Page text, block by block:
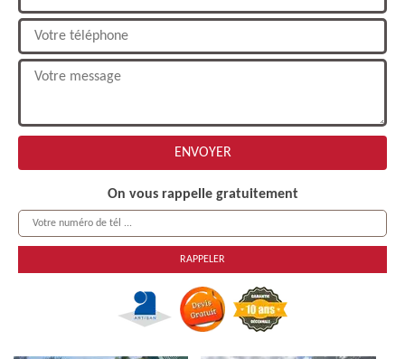
On vous rappelle gratuitement